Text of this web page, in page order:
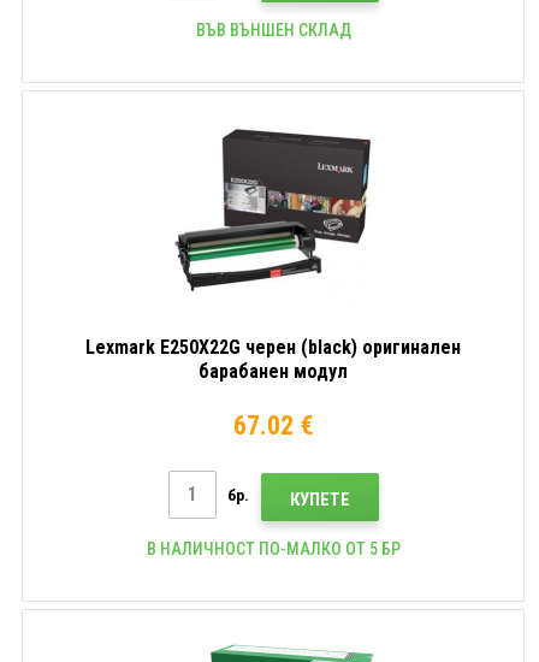
ВЪВ ВЪНШЕН СКЛАД
Lexmark E250X22G черен (black) оригинален
барабанен модул
67.02 €
бр. КУПЕТЕ
В НАЛИЧНОСТ ПО-МАЛКО ОТ 5 БР